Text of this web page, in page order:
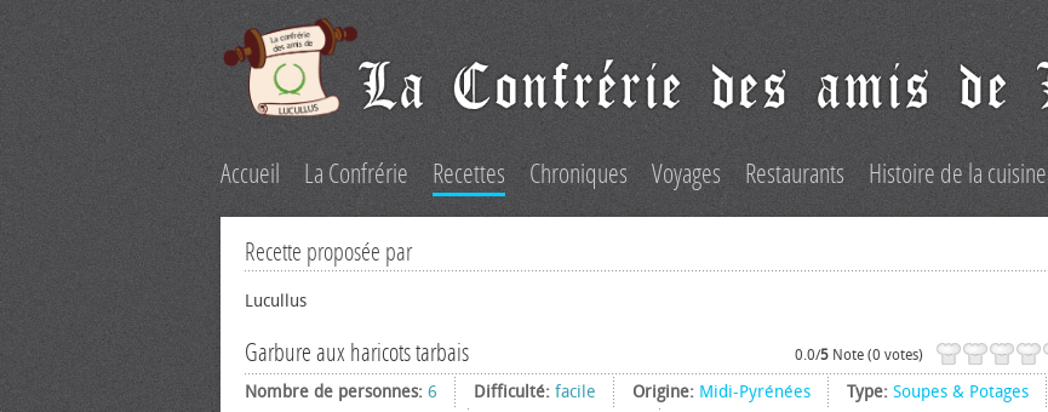
Accueil La Confrérie Recettes Chroniques Voyages Restaurants Histoire de la cuisine
Recette proposée par
Lucullus
Garbure aux haricots tarbais 0.0/5 Note (0 votes)
Nombre de personnes: 6 Difficulté: facile Origine: Midi-Pyrénées Type: Soupes & Potages